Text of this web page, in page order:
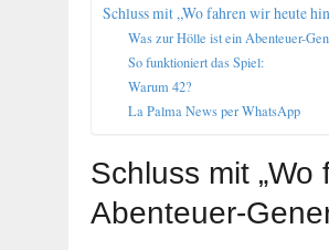
Schluss mit „Wo fahren wir heute
Was zur Hölle ist ein Abenteuer-
So funktioniert das Spiel:
Warum 42?
La Palma News per WhatsApp
Schluss mit
Abenteuer-